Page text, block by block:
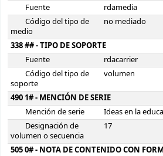
Fuente
rdamedia
Código del tipo de
medio
no mediado
338 ## - TIPO DE SOPORTE
Fuente
rdacarrier
Código del tipo de
soporte
volumen
490 1# - MENCIÓN DE SERIE
Mención de serie
Ideas en la
Designación de
volumen o secuencia
17
505 0# - NOTA DE CONTENIDO CON